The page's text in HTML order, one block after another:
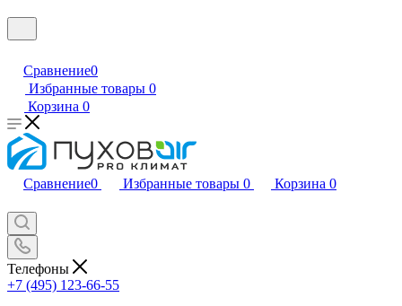
Сравнение0
Избранные товары 0
Корзина 0
Сравнение0 Избранные товары 0 Корзина 0
Телефоны
+7 (495) 123-66-55